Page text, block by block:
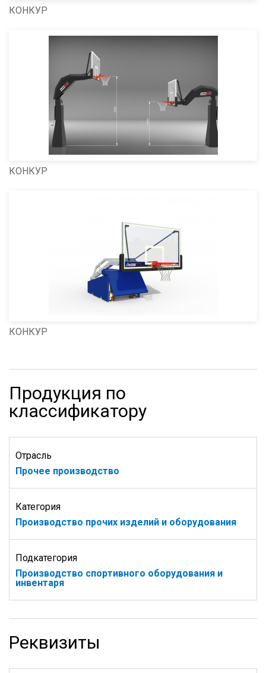
КОНКУР
КОНКУР
КОНКУР
Продукция по
классификатору
Отрасль
Прочее производство
Категория
Производство прочих изделий и оборудования
Подкатегория
Производство спортивного оборудования и
инвентаря
Реквизиты